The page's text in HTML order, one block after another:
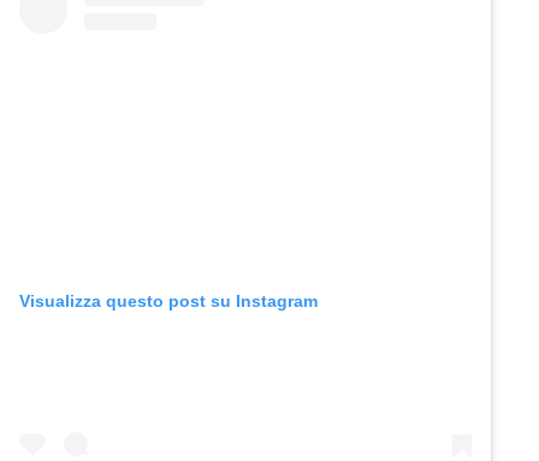
Visualizza questo post su Instagram